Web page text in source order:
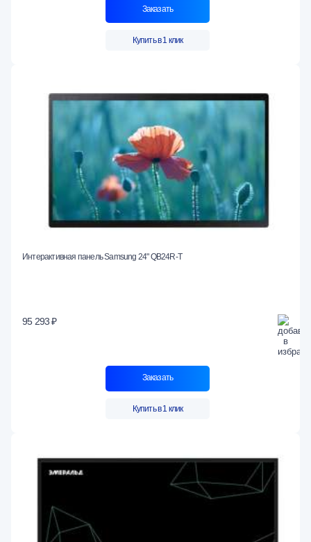
Заказать
Купить в 1 клик
Интерактивная панель Samsung 24" QB24R-T
95 293 ₽
Заказать
Купить в 1 клик